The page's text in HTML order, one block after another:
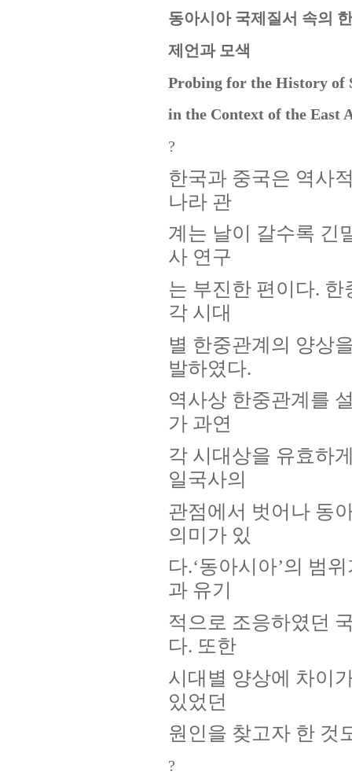
동아시아 국제질서 속의
제언과 모색
Probing for the History of
in the Context of the East
?
한국과 중국은 역사
나라 관
계는 날이 갈수록 긴
사 연구
는 부진한 편이다.
각 시대
별 한중관계의 양상
발하였다.
역사상 한중관계를
가 과연
각 시대상을 유효하
일국사의
관점에서 벗어나 동
의미가 있
다.‘동아시아’의 범
과 유기
적으로 조응하였던
다. 또한
시대별 양상에 차이
있었던
원인을 찾고자 한 것
?